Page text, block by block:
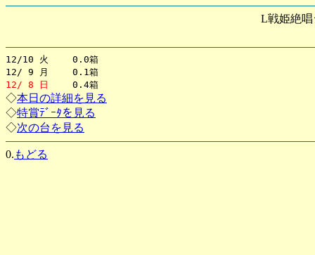
L戦姫絶
12/10 火 0.0箱
12/ 9 月 0.1箱
12/ 8 日
0.4箱
◇本日の詳細を見る
◇特賞ﾃﾞｰﾀを見る
◇次の台を見る
0. もどる